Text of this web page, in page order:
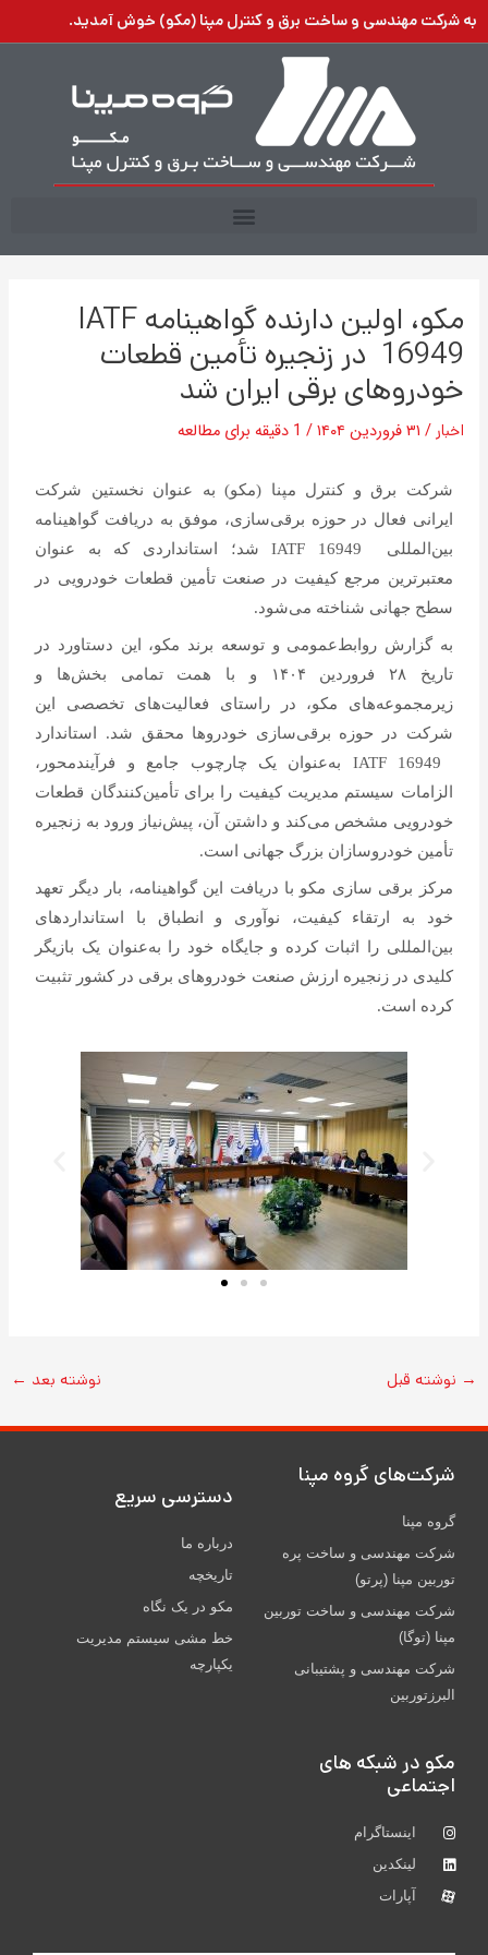
پرش
به
به شرکت مهندسی و ساخت برق و کنترل مپنا (مکو) خوش آمدید.
مکو، اولین دارنده گواهینامه IATF
16949 در زنجیره تأمین قطعات
خودروهای برقی ایران شد
اخبار / ۳۱ فروردین ۱۴۰۴ / 1 دقیقه برای مطالعه
شرکت برق و کنترل مپنا (مکو) به عنوان نخستین شرکت
ایرانی فعال در حوزه برقی‌سازی، موفق به دریافت گواهینامه
بین‌المللی
IATF 16949
شد؛ استانداردی که به عنوان
معتبرترین مرجع کیفیت در صنعت تأمین قطعات خودرویی در
سطح جهانی شناخته می‌شود.
به گزارش روابط‌عمومی و توسعه برند مکو، این دستاورد در
تاریخ ۲۸ فروردین ۱۴۰۴ و با همت تمامی بخش‌ها و
زیرمجموعه‌های مکو، در راستای فعالیت‌های تخصصی این
شرکت در حوزه برقی‌سازی خودروها محقق شد. استاندارد
IATF 16949
به‌عنوان یک چارچوب جامع و فرآیندمحور،
الزامات سیستم مدیریت کیفیت را برای تأمین‌کنندگان قطعات
خودرویی مشخص می‌کند و داشتن آن، پیش‌نیاز ورود به زنجیره
تأمین خودروسازان بزرگ جهانی است.
مرکز برقی سازی مکو با دریافت این گواهینامه، بار دیگر تعهد
خود به ارتقاء کیفیت، نوآوری و انطباق با استانداردهای
بین‌المللی را اثبات کرده و جایگاه خود را به‌عنوان یک بازیگر
کلیدی در زنجیره ارزش صنعت خودروهای برقی در کشور تثبیت
کرده است.
→ نوشته قبل نوشته بعد ←
شركت‌های گروه مپنا
گروه مپنا
شرکت مهندسی و ساخت پره‌
توربین مپنا (پرتو)
شركت مهندسی و ساخت توربين
مپنا (توگا)
شركت مهندسی و پشتيبانی
البرزتوربين
دسترسی سریع
درباره ما
تاریخچه
مکو در یک نگاه
خط مشی سیستم مدیریت
یکپارچه
مکو در شبکه های
اجتماعی
اینستاگرام
لینکدین
آپارات